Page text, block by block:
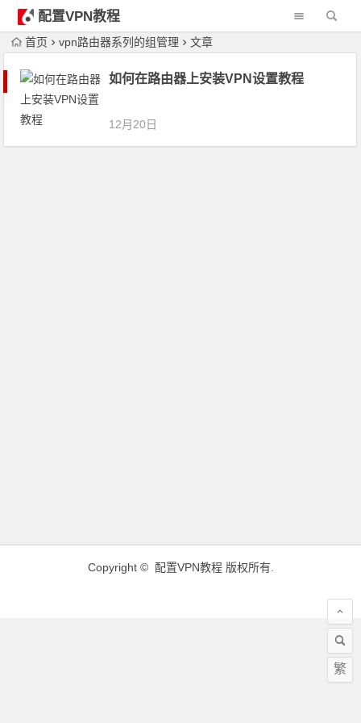
配置VPN教程
首页 vpn路由器系列的组管理 文章
如何在路由器上安装VPN设置教程
12月20日
Copyright © 配置VPN教程版权所有.
繁